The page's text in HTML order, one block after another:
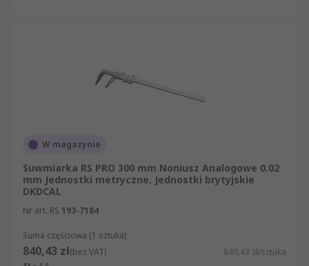
W magazynie
Suwmiarka RS PRO 300 mm Noniusz Analogowe 0.02
mm Jednostki metryczne, Jednostki brytyjskie
DKDCAL
Nr art. RS 193-7184
Suma częściowa (1 sztuka)
840,43 zł(bez VAT) 840,43 zł/sztuka